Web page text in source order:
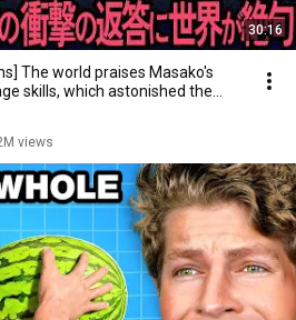
30:16
The world praises Masako's
skills, which astonished the...
views